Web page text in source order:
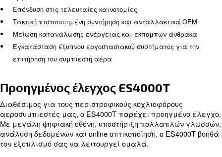
Η παρακολούθηση του αεροσυμπιεστή όχι μόνο
διάρκεια ζωής των μηχανημάτων σας, αλλά
στη μείωση του ενεργειακού κόστους.
Αυτό το άρθρο επισημαίνει τις ακόλουθες λύσεις:
ES4000T
Σύνδεση πολλαπλών μονάδων με το ECOntrol6i
Τεχνολογία απομακρυσμένης παρακολούθησης
εργοστασίου ICONS
Επένδυση στις τελευταίες καινοτομίες